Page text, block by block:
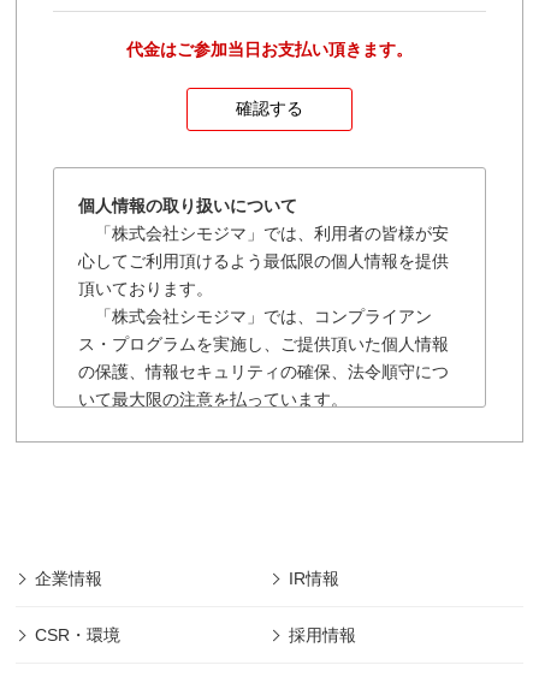
代金はご参加当日お支払い頂きます。
個人情報の取り扱いについて
「株式会社シモジマ」では、利用者の皆様が安
心してご利用頂けるよう最低限の個人情報を提供
頂いております。
「株式会社シモジマ」では、コンプライアン
ス・プログラムを実施し、ご提供頂いた個人情報
の保護、情報セキュリティの確保、法令順守につ
いて最大限の注意を払っています。
を開発・提供するためにのみ利用し、会員個人情
報の保護に細心の注意を払うものとします。
供されるサービスのみであります。
企業情報 IR情報
CSR・環境 採用情報